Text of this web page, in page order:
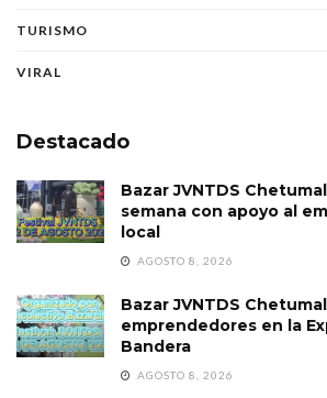
TURISMO
VIRAL
Destacado
Bazar JVNTDS
semana con apoyo al
local
AGOSTO 8, 2026
Bazar JVNTDS
emprendedores en la
Bandera
AGOSTO 8, 2026